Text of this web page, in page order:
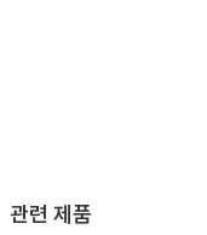
관련 제품